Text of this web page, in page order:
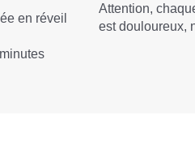
en réveil
Attention,
est douloureux,